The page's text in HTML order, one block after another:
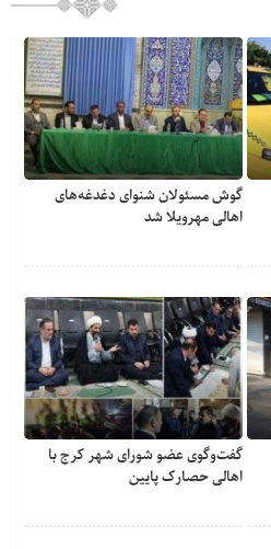
گوش مسئولان شنوای دغدغه‎‌های
اهالی مهرویلا شد
گفت‌وگوی عضو شورای شهر کرج با
اهالی حصارک پایین